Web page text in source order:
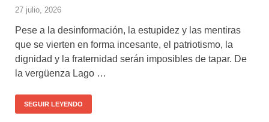
27 julio, 2026
Pese a la desinformación, la estupidez y las mentiras
que se vierten en forma incesante, el patriotismo, la
dignidad y la fraternidad serán imposibles de tapar. De
la vergüenza Lago …
SEGUIR LEYENDO